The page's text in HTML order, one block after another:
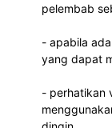
pelembab
- apabila
yang dapat
- perhatikan